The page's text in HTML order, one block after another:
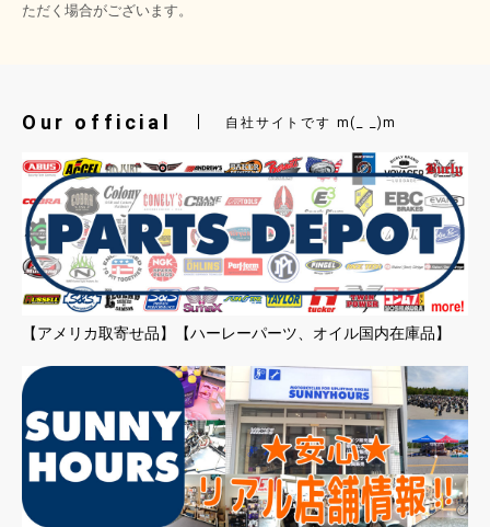
ただく場合がございます。
Our official 自社サイトです m(_ _)m
【アメリカ取寄せ品】【ハーレーパーツ、オイル国内在庫品】